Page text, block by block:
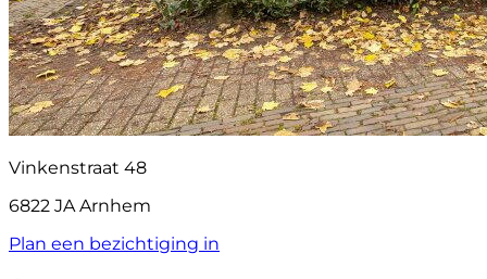
Vinkenstraat 48
6822 JA Arnhem
Plan een bezichtiging in